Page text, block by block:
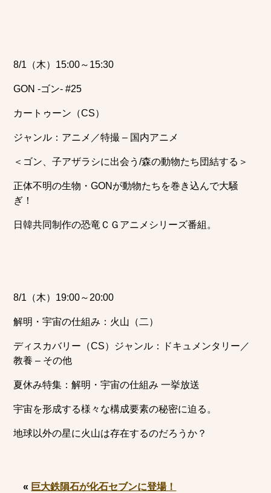
8/1（木）15:00～15:30
GON -ゴン- #25
カートゥーン（CS）
ジャンル：アニメ／特撮 – 国内アニメ
＜ゴン、子アザラシに出会う/森の動物たち団結する＞
正体不明の生物・GONが動物たちを巻き込んで大騒
ぎ！
日韓共同制作の恐竜ＣＧアニメシリーズ番組。
8/1（木）19:00～20:00
解明・宇宙の仕組み：火山（二）
ディスカバリー（CS）ジャンル：ドキュメンタリー／
教養 – その他
夏休み特集：解明・宇宙の仕組み 一挙放送
宇宙を形成する様々な構成要素の秘密に迫る。
地球以外の星に火山は存在するのだろうか？
« 巨大鉄隕石が化石セブンに登場！